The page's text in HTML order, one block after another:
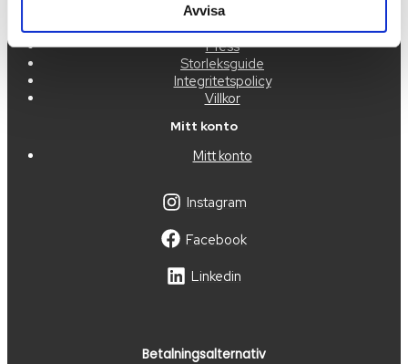
Avvisa
Om oss
Press
Storleksguide
Integritetspolicy
Villkor
Mitt konto
Mitt konto
Instagram
Facebook
Linkedin
Betalningsalternativ